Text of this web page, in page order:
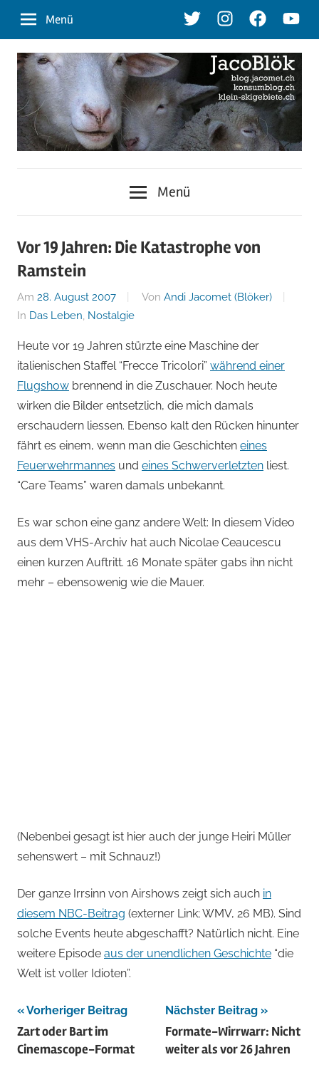
Inhalt
TwitterInstagramFacebook
Menü
der
Blog
von
Andi
Jacomet
klein-
skigebiete.ch
Menü
Vor 19 Jahren: Die Katastrophe von
Ramstein
Am 28. August 2007 Von Andi Jacomet (Blöker)
In Das Leben, Nostalgie
Heute vor 19 Jahren stürzte eine Maschine der
italienischen Staffel “Frecce Tricolori” während einer
Flugshow brennend in die Zuschauer. Noch heute
wirken die Bilder entsetzlich, die mich damals
erschaudern liessen. Ebenso kalt den Rücken hinunter
fährt es einem, wenn man die Geschichten eines
Feuerwehrmannes und eines Schwerverletzten liest.
“Care Teams” waren damals unbekannt.
Es war schon eine ganz andere Welt: In diesem Video
aus dem VHS-Archiv hat auch Nicolae Ceaucescu
einen kurzen Auftritt. 16 Monate später gabs ihn nicht
mehr – ebensowenig wie die Mauer.
(Nebenbei gesagt ist hier auch der junge Heiri Müller
sehenswert – mit Schnauz!)
Der ganze Irrsinn von Airshows zeigt sich auch in
diesem NBC-Beitrag (externer Link; WMV, 26 MB). Sind
solche Events heute abgeschafft? Natürlich nicht. Eine
weitere Episode aus der unendlichen Geschichte “die
Welt ist voller Idioten”.
Beitragsnavigation
Vorheriger Beitrag
Zart oder Bart im
Cinemascope-Format
Nächster Beitrag
Formate-Wirrwarr: Nicht
weiter als vor 26 Jahren